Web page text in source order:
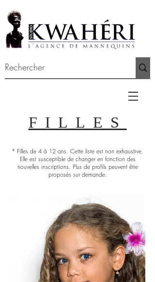
FILLES
* Filles de 4 à 12 ans. Cette liste est non exhaustive.
Elle est susceptible de changer en fonction des
nouvelles inscriptions. Plus de profils peuvent être
proposés sur demande.